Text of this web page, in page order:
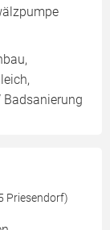
Badsanierung
Priesendorf)